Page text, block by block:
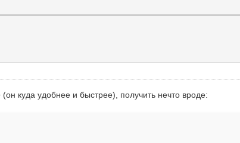
куда удобнее и быстрее), получить нечто вроде: